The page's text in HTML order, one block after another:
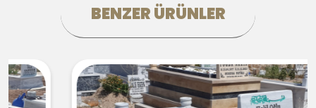
BENZER ÜRÜNLER